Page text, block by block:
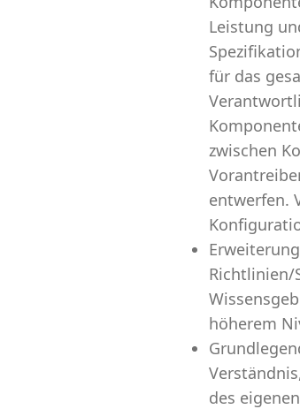
Leistung
für das
zwischen
entwerfen.
Richtlinien/
höherem
des